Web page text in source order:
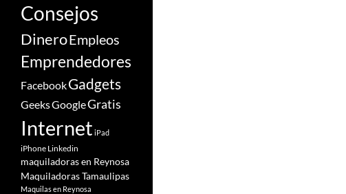
Consejos
DineroEmpleos
Emprendedores
FacebookGadgets
GeeksGoogleGratis
Internet iPad
iPhone Linkedin
maquiladoras en Reynosa
Maquiladoras Tamaulipas
Maquilas en Reynosa